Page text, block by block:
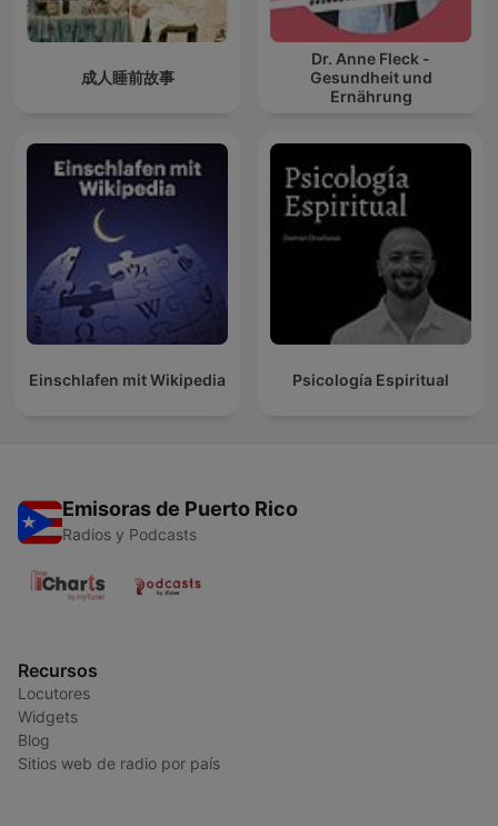
成人睡前故事
Dr. Anne Fleck -
Gesundheit und
Ernährung
Einschlafen mit Wikipedia Psicología Espiritual
Emisoras de Puerto Rico
Radios y Podcasts
Recursos
Locutores
Widgets
Blog
Sitios web de radio por país